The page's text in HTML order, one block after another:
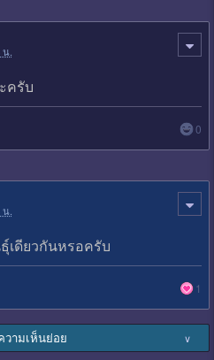
.
ครับ
0
.
ดียวกันหรอครับ
1
วามเห็นย่อย ∨